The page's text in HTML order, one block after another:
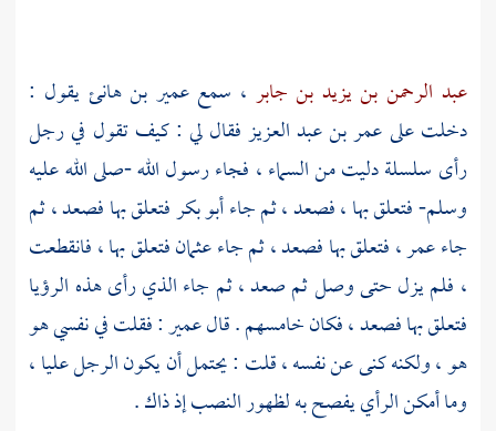
عبد الرحمن بن يزيد بن جابر ، سمععمير بن هانئيقول :
دخلت علىعمر بن عبد العزيزفقال لي : كيف تقول في رجل
رأى سلسلة دليت من السماء ، فجاء رسول الله -صلى الله عليه
وسلم- فتعلق بها ، فصعد ، ثم جاءأبو بكرفتعلق بها فصعد ، ثم
جاءعمر، فتعلق بها فصعد ، ثم جاءعثمانفتعلق بها ، فانقطعت
، فلم يزل حتى وصل ثم صعد ، ثم جاء الذي رأى هذه الرؤيا
فتعلق بها فصعد ، فكان خامسهم . قالعمير: فقلت في نفسي هو
هو ، ولكنه كنى عن نفسه ، قلت : يحتمل أن يكون الرجلعليا،
وما أمكن الرأي يفصح به لظهور النصب إذ ذاك .